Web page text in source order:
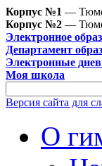
Корпус №1 —
Корпус №2 —
Электронное
Департамент
Электронные
Моя школа
Версия сайта для
О